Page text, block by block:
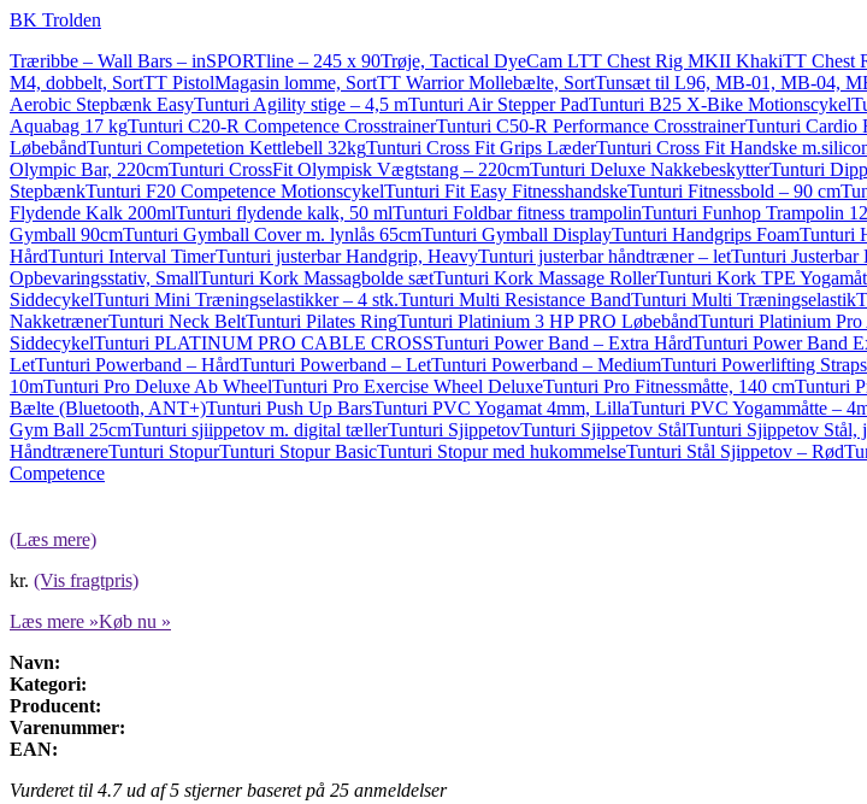
BK Trolden
Træribbe – Wall Bars – inSPORTline – 245 x 90Trøje, Tactical DyeCam LTT Chest Rig MKII KhakiTT Chest
M4, dobbelt, SortTT PistolMagasin lomme, SortTT Warrior Mollebælte, SortTunsæt til L96, MB-01, MB-04,
Aerobic Stepbænk EasyTunturi Agility stige – 4,5 mTunturi Air Stepper PadTunturi B25 X-Bike Motionscykel
Aquabag 17 kgTunturi C20-R Competence CrosstrainerTunturi C50-R Performance CrosstrainerTunturi Cardio
LøbebåndTunturi Competetion Kettlebell 32kgTunturi Cross Fit Grips LæderTunturi Cross Fit Handske
Olympic Bar, 220cmTunturi CrossFit Olympisk Vægtstang – 220cmTunturi Deluxe NakkebeskytterTunturi
StepbænkTunturi F20 Competence MotionscykelTunturi Fit Easy FitnesshandskeTunturi Fitnessbold – 90 cm
Flydende Kalk 200mlTunturi flydende kalk, 50 mlTunturi Foldbar fitness trampolinTunturi Funhop Trampolin
Gymball 90cmTunturi Gymball Cover m. lynlås 65cmTunturi Gymball DisplayTunturi Handgrips FoamTunturi
HårdTunturi Interval TimerTunturi justerbar Handgrip, HeavyTunturi justerbar håndtræner – letTunturi
Opbevaringsstativ, SmallTunturi Kork Massagbolde sætTunturi Kork Massage RollerTunturi Kork TPE
SiddecykelTunturi Mini Træningselastikker – 4 stk.Tunturi Multi Resistance BandTunturi Multi Træningselastik
NakketrænerTunturi Neck BeltTunturi Pilates RingTunturi Platinium 3 HP PRO LøbebåndTunturi Platinium
SiddecykelTunturi PLATINUM PRO CABLE CROSSTunturi Power Band – Extra HårdTunturi Power Band
LetTunturi Powerband – HårdTunturi Powerband – LetTunturi Powerband – MediumTunturi Powerlifting Straps
10mTunturi Pro Deluxe Ab WheelTunturi Pro Exercise Wheel DeluxeTunturi Pro Fitnessmåtte, 140 cmTunturi
Bælte (Bluetooth, ANT+)Tunturi Push Up BarsTunturi PVC Yogamat 4mm, LillaTunturi PVC Yogammåtte –
Gym Ball 25cmTunturi sjiippetov m. digital tællerTunturi SjippetovTunturi Sjippetov StålTunturi Sjippetov Stål,
HåndtrænereTunturi StopurTunturi Stopur BasicTunturi Stopur med hukommelseTunturi Stål Sjippetov – Rød
Competence
(Læs mere)
kr. (Vis fragtpris)
Læs mere »Køb nu »
Navn:
Kategori:
Producent:
Varenummer:
EAN:
Vurderet til 4.7ud af 5 stjerner baseret på 25 anmeldelser